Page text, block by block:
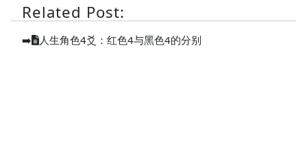
Related Post:
➡️ 人生角色4爻：红色4与黑色4的分别